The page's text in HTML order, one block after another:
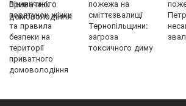
Вінниччині:
порятунок жінки
та правила
безпеки на
території
приватного
домоволодіння
пожежа на
сміттєзвалищі
Тернопільщини:
загроза
токсичного диму